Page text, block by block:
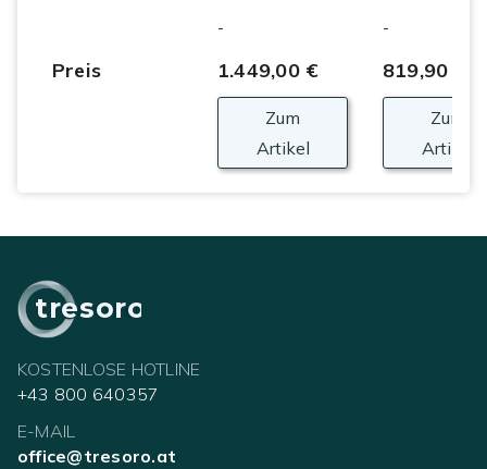
-
-
Preis 1.449,00 € 819,90 €
Zum
Artikel
Zum
Artikel
tresoro
KOSTENLOSE HOTLINE
+43 800 640357
E-MAIL
office@tresoro.at